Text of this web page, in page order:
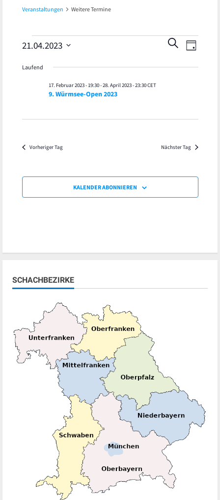
Veranstaltungen Weitere Termine
Veranstaltungen
für
Suche
SUCHE
TAG
21.04.2023
wählen.
Laufend
9. Würmsee-Open 2023
17. Februar 2023 - 19:30-28. April 2023 - 23:30CET
Vorheriger Tag Nächster Tag
KALENDER ABONNIEREN
SCHACHBEZIRKE